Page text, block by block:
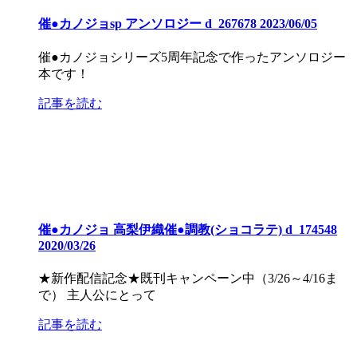
催●カノジョsp アンソロジー d_267678 2023/06/05
催●カノジョシリーズ5周年記念で作ったアンソロジー
本です！
記事を読む
催●カノジョ 高梨伊織催●調教(ショコラテ) d_174548
2020/03/26
★新作配信記念★既刊キャンペーン中（3/26～4/16ま
で） 主人公にとって
記事を読む